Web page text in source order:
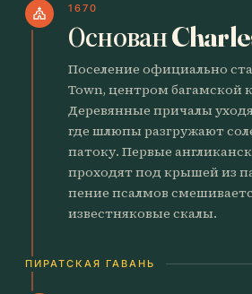
church 1670
Основан
Поселение официально
Town, центром багамской
Деревянные причалы
где шлюпы разгружают
патоку. Первые
проходят под крышей из
пение псалмов
известняковые скалы.
ПИРАТСКАЯ ГАВАНЬ